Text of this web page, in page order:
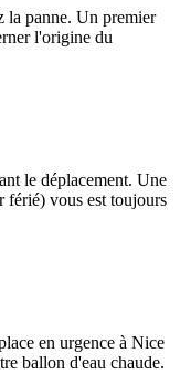
la panne. Un premier
l'origine du
le déplacement. Une
férié) vous est toujours
en urgence à Nice
ballon d'eau chaude.